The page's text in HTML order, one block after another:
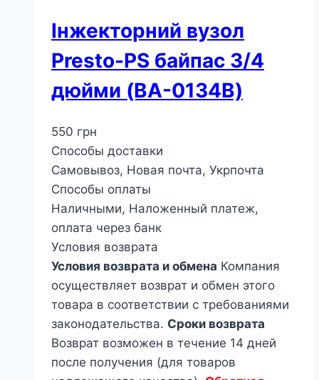
Інжекторний вузол
Presto-PS байпас 3/4
дюйми (BA-0134B)
550 грн
Способы доставки
Самовывоз, Новая почта, Укрпочта
Способы оплаты
Наличными, Наложенный платеж,
оплата через банк
Условия возврата
Условия возврата и обмена Компания
осуществляет возврат и обмен этого
товара в соответствии с требованиями
законодательства. Сроки возврата
Возврат возможен в течение 14 дней
после получения (для товаров